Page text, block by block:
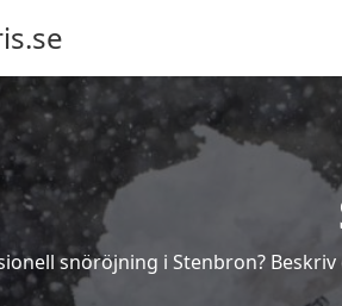
snöröjning i Stenbron?